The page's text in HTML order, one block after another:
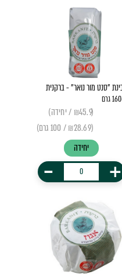
"סנט מור נואר" - ברקנית
(₪45.9 / יחידה)
(₪28.69 / 100 גרם)
יחידה
+
-